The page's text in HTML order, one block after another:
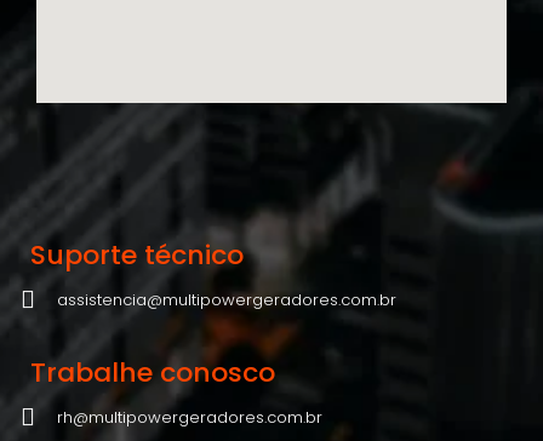
Suporte técnico
assistencia@multipowergeradores.com.br
Trabalhe conosco
rh@multipowergeradores.com.br